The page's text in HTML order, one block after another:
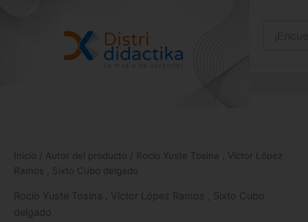
Inicio / Autor del producto / Rocío Yuste Tosina , Víctor López
Ramos , Sixto Cubo delgado
Rocío Yuste Tosina , Víctor López Ramos , Sixto Cubo
delgado